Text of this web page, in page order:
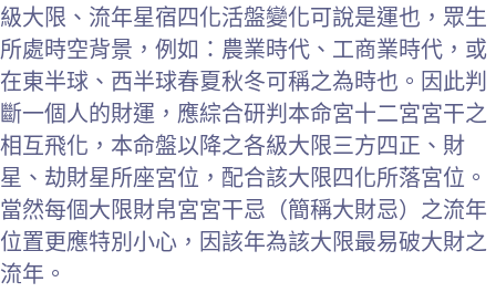
級大限、流年星宿四化活盤變化可說是運也，眾生
所處時空背景，例如：農業時代、工商業時代，或
在東半球、西半球春夏秋冬可稱之為時也。因此判
斷一個人的財運，應綜合研判本命宮十二宮宮干之
相互飛化，本命盤以降之各級大限三方四正、財
星、劫財星所座宮位，配合該大限四化所落宮位。
當然每個大限財帛宮宮干忌（簡稱大財忌）之流年
位置更應特別小心，因該年為該大限最易破大財之
流年。